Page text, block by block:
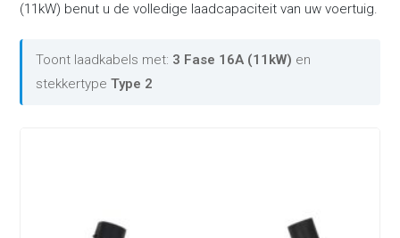
(11kW) benut u de volledige laadcapaciteit van uw voertuig.
Toont laadkabels met: 3 Fase 16A (11kW) en
stekkertypeType 2